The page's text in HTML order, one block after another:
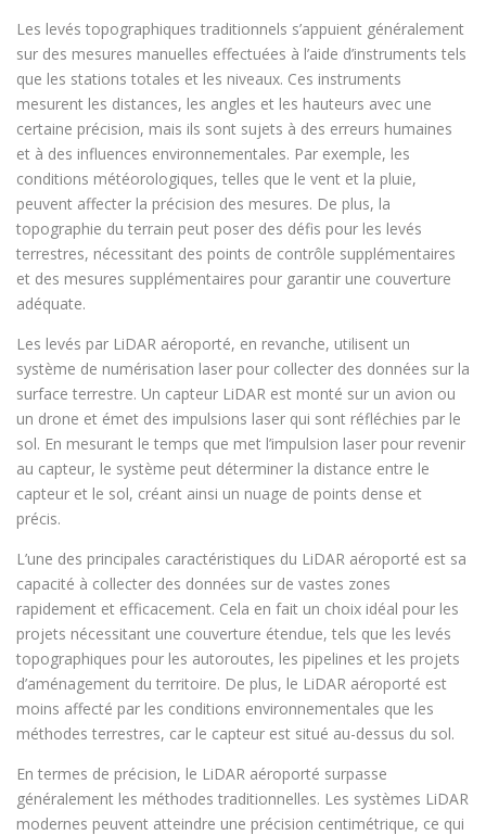
Les levés topographiques traditionnels s’appuient généralement
sur des mesures manuelles effectuées à l’aide d’instruments tels
que les stations totales et les niveaux. Ces instruments
mesurent les distances, les angles et les hauteurs avec une
certaine précision, mais ils sont sujets à des erreurs humaines
et à des influences environnementales. Par exemple, les
conditions météorologiques, telles que le vent et la pluie,
peuvent affecter la précision des mesures. De plus, la
topographie du terrain peut poser des défis pour les levés
terrestres, nécessitant des points de contrôle supplémentaires
et des mesures supplémentaires pour garantir une couverture
adéquate.
Les levés par LiDAR aéroporté, en revanche, utilisent un
système de numérisation laser pour collecter des données sur la
surface terrestre. Un capteur LiDAR est monté sur un avion ou
un drone et émet des impulsions laser qui sont réfléchies par le
sol. En mesurant le temps que met l’impulsion laser pour revenir
au capteur, le système peut déterminer la distance entre le
capteur et le sol, créant ainsi un nuage de points dense et
précis.
L’une des principales caractéristiques du LiDAR aéroporté est sa
capacité à collecter des données sur de vastes zones
rapidement et efficacement. Cela en fait un choix idéal pour les
projets nécessitant une couverture étendue, tels que les levés
topographiques pour les autoroutes, les pipelines et les projets
d’aménagement du territoire. De plus, le LiDAR aéroporté est
moins affecté par les conditions environnementales que les
méthodes terrestres, car le capteur est situé au-dessus du sol.
En termes de précision, le LiDAR aéroporté surpasse
généralement les méthodes traditionnelles. Les systèmes LiDAR
modernes peuvent atteindre une précision centimétrique, ce qui